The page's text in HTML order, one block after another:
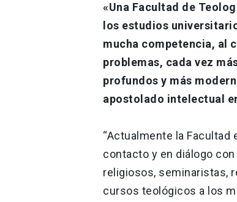
«Una Facultad de
los estudios
mucha competencia, al
problemas, cada vez
profundos y más
apostolado intelectual
“Actualmente la Facultad
contacto y en diálogo
religiosos, seminaristas,
cursos teológicos a los